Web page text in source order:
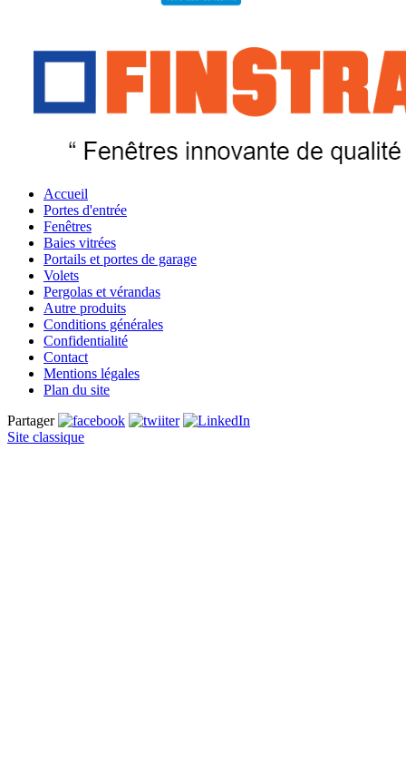
Accueil
Portes d'entrée
Fenêtres
Baies vitrées
Portails et portes de garage
Volets
Pergolas et vérandas
Autre produits
Conditions générales
Confidentialité
Contact
Mentions légales
Plan du site
Partager
Site classique